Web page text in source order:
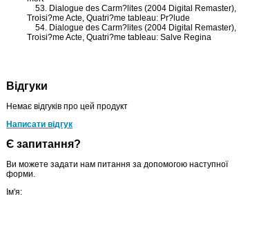
53. Dialogue des Carm?lites (2004 Digital Remaster),
Troisi?me Acte, Quatri?me tableau: Pr?lude
54. Dialogue des Carm?lites (2004 Digital Remaster),
Troisi?me Acte, Quatri?me tableau: Salve Regina
Відгуки
Немає відгуків про цей продукт
Написати відгук
Є запитання?
Ви можете задати нам питання за допомогою наступної
форми.
Ім'я: